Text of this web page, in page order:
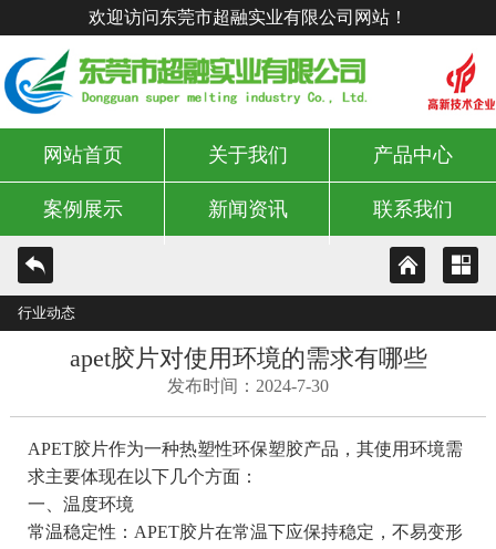
欢迎访问东莞市超融实业有限公司网站！
网站首页 关于我们 产品中心
案例展示 新闻资讯 联系我们
行业动态
apet胶片对使用环境的需求有哪些
发布时间：2024-7-30
APET胶片作为一种热塑性环保塑胶产品，其使用环境需
求主要体现在以下几个方面：
一、温度环境
常温稳定性：APET胶片在常温下应保持稳定，不易变形